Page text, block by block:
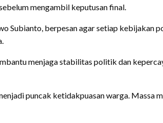
mengambil keputusan final.
Subianto, berpesan agar setiap
menjaga stabilitas politik dan
puncak ketidakpuasan warga. Massa